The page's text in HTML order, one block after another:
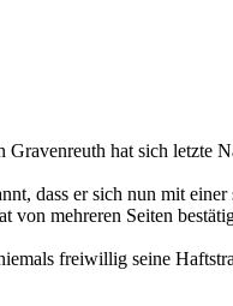
hat sich letzte
dass er sich nun mit einer
von mehreren Seiten
freiwillig seine